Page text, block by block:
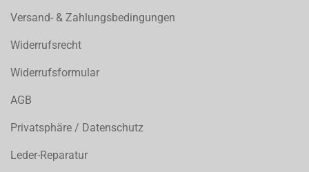
Versand- & Zahlungsbedingungen
Widerrufsrecht
Widerrufsformular
AGB
Privatsphäre / Datenschutz
Leder-Reparatur